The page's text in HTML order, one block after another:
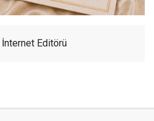
İnternet Editörü